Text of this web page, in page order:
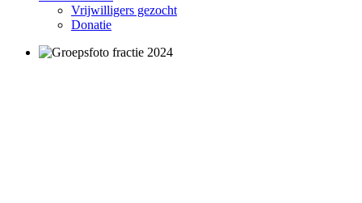
Vrijwilligers gezocht
Donatie